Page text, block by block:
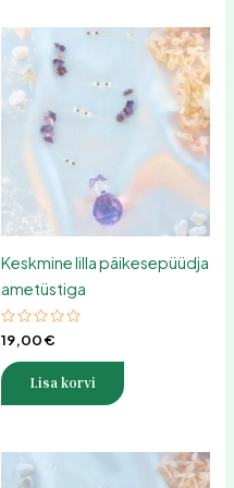
Keskmine lilla päikesepüüdja
ametüstiga
Hinnanguga
0
5
19,00€
Lisa korvi